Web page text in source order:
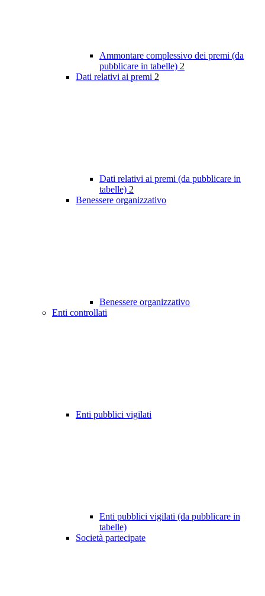
Ammontare complessivo dei premi (da
pubblicare in tabelle) 2
Dati relativi ai premi 2
Dati relativi ai premi (da pubblicare in
tabelle) 2
Benessere organizzativo
Benessere organizzativo
Enti controllati
Enti pubblici vigilati
Enti pubblici vigilati (da pubblicare in
tabelle)
Società partecipate